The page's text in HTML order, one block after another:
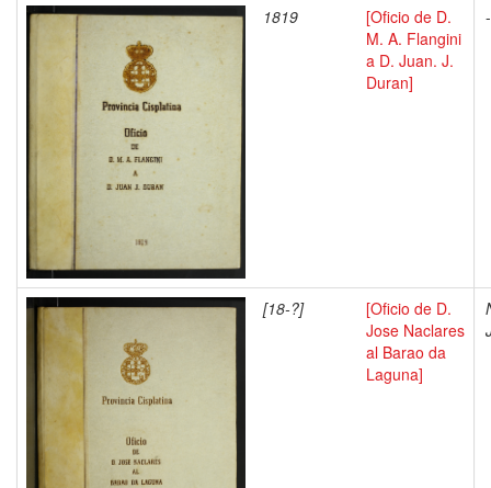
1819
[Oficio de D.
M. A. Flangini
a D. Juan. J.
Duran]
-
[18-?]
[Oficio de D.
Jose Naclares
al Barao da
Laguna]